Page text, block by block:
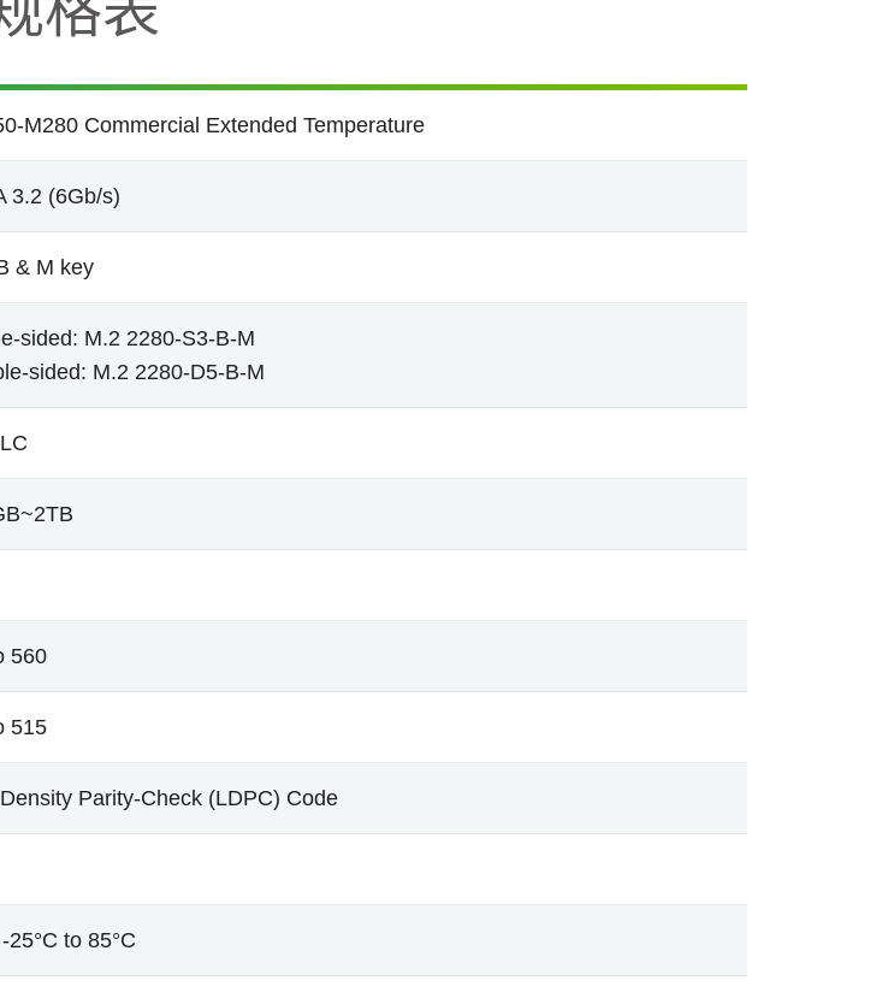
M280 Commercial Extended Temperature
3.2 (6Gb/s)
& M key
sided: M.2 2280-S3-B-M
sided: M.2 2280-D5-B-M
560
515
Parity-Check (LDPC) Code
25°C to 85°C